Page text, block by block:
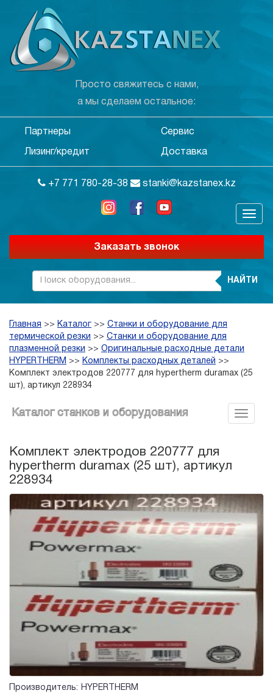
Просто свяжитесь с нами,
а мы сделаем остальное:
Партнеры Сервис
Лизинг/кредит Доставка
+7 771 780-28-38 stanki@kazstanex.kz
Заказать звонок
НАЙТИ
Главная >> Каталог >> Станки и оборудование для
термической резки >> Станки и оборудование для
плазменной резки >> Оригинальные расходные детали
HYPERTHERM >> Комплекты расходных деталей >>
Комплект электродов 220777 для hypertherm duramax (25
шт), артикул 228934
Каталог станков и оборудования
Комплект электродов 220777 для
hypertherm duramax (25 шт), артикул
228934
Производитель:
HYPERTHERM